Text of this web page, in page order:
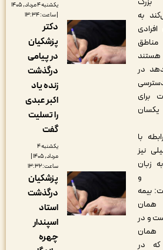
یکشنبه ۴ مرداد, ۱۴۰۵
دکتر
پزشکیان
در پیامی
درگذشت
زنده یاد
اکبر عبدی
را تسلیت
مرداد, ۱۴۰۵ |
پزشکیان
درگذشت
استاد